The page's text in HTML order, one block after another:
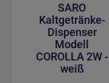
SARO
Kaltgetränke-
Dispenser
Modell
COROLLA 2W -
weiß